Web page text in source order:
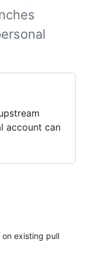
account can
on existing pull